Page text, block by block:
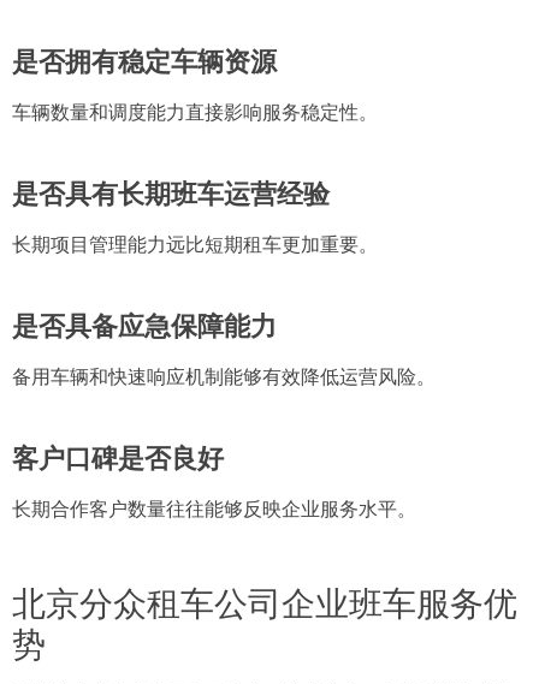
是否拥有稳定车辆资源
车辆数量和调度能力直接影响服务稳定性。
是否具有长期班车运营经验
长期项目管理能力远比短期租车更加重要。
是否具备应急保障能力
备用车辆和快速响应机制能够有效降低运营风险。
客户口碑是否良好
长期合作客户数量往往能够反映企业服务水平。
北京分众租车公司企业班车服务优
势